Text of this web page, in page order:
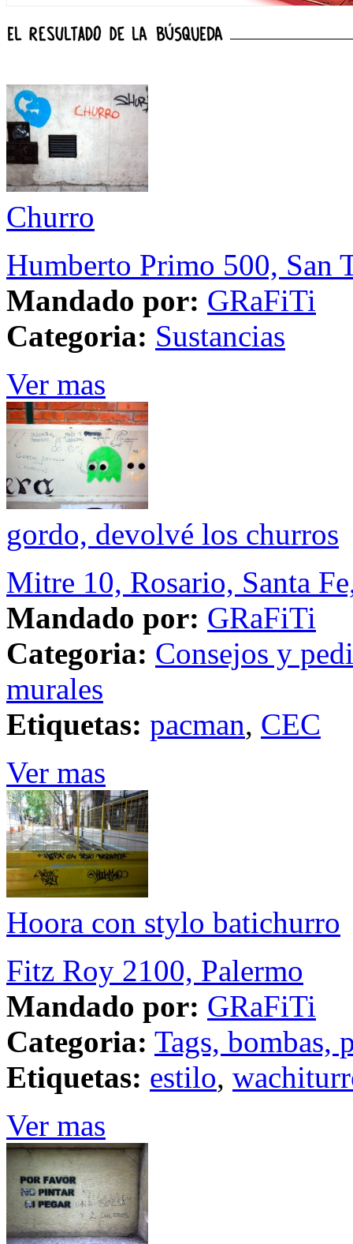
Churro
Humberto Primo 500, San
Mandado por: GRaFiTi
Categoria: Sustancias
Ver mas
gordo, devolvé los churros
Mitre 10, Rosario, Santa
Mandado por: GRaFiTi
Categoria: Consejos y
murales
Etiquetas: pacman, CEC
Ver mas
Hoora con stylo batichurro
Fitz Roy 2100, Palermo
Mandado por: GRaFiTi
Categoria: Tags, bombas,
Etiquetas: estilo,
Ver mas